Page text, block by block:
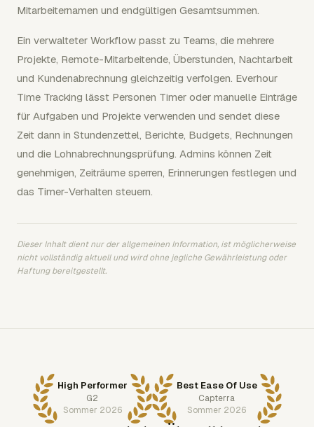
Mitarbeiternamen und endgültigen Gesamtsummen.
Ein verwalteter Workflow passt zu Teams, die mehrere
Projekte, Remote-Mitarbeitende, Überstunden, Nachtarbeit
und Kundenabrechnung gleichzeitig verfolgen. Everhour
Time Tracking lässt Personen Timer oder manuelle Einträge
für Aufgaben und Projekte verwenden und sendet diese
Zeit dann in Stundenzettel, Berichte, Budgets, Rechnungen
und die Lohnabrechnungsprüfung. Admins können Zeit
genehmigen, Zeiträume sperren, Erinnerungen festlegen und
das Timer-Verhalten steuern.
Dieser Inhalt dient nur der allgemeinen Information, ist möglicherweise
nicht vollständig aktuell und wird ohne jegliche Gewährleistung oder
Haftung bereitgestellt.
High Performer
G2
Sommer 2026
Best Ease Of Use
Capterra
Sommer 2026